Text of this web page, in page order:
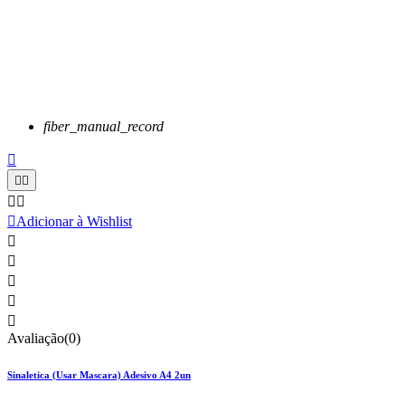
fiber_manual_record

 
 
Adicionar à Wishlist





Avaliação(0)
Sinaletica (Usar Mascara) Adesivo A4 2un